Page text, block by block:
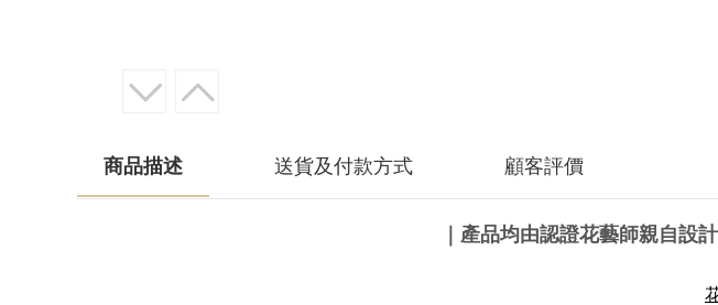
商品描述 送貨及付款方式 顧客評價
｜產品均由認證花藝師親自設